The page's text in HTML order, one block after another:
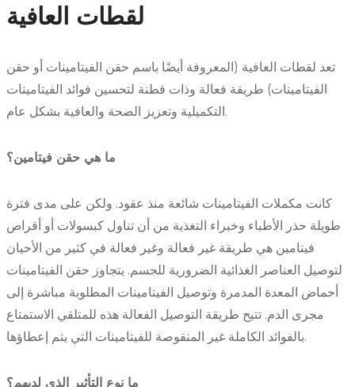
لقطات العافية
تعد لقطات العافية (المعروفة أيضًا باسم حقن الفيتامينات أو حقن
الفيتامينات) طريقة فعالة وذات فطنة لتحسين فوائد الفيتامينات
التكميلية وتعزيز الصحة والعافية بشكل عام.
ما هي حقن فيتامين؟
كانت مكملات الفيتامينات شائعة منذ عقود. ولكن على مدى فترة
طويلة حذر الأطباء وخبراء التغذية من أن تناول كبسولات أو أقراص
فيتامين هي طريقة غير فعالة وغير فعالة في كثير من الأحيان
لتوصيل العناصر الغذائية الضرورية للجسم. يتجاوز حقن الفيتامينات
أحماض المعدة المدمرة وتوصيل الفيتامينات المطلوبة مباشرة إلى
مجرى الدم. تتيح طريقة التوصيل الفعالة هذه للمتلقي الاستمتاع
بالفوائد الكاملة غير المنقوصة للفيتامينات التي يتم إعطاؤها.
ما نوع التأثير الذي لديهم؟